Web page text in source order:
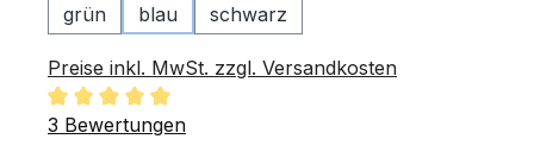
grün
blau schwarz
Preise inkl. MwSt. zzgl. Versandkosten
Durchschnittliche Bewertung von 5 von 5 Sternen
3 Bewertungen